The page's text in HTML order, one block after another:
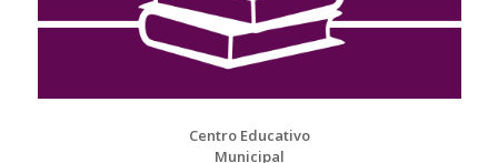
Centro Educativo
Municipal